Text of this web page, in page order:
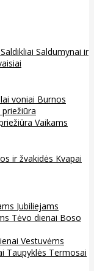
Saldikliai Saldumynai ir
voniai Burnos
priežiūra
Vaikams
ir žvakidės Kvapai
Jubiliejams
Tėvo dienai Boso
Vestuvėms
Taupyklės Termosai